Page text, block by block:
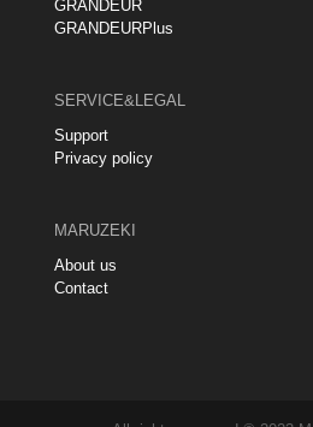
GRANDEUR
GRANDEURPlus
SERVICE&LEGAL
Support
Privacy policy
MARUZEKI
About us
Contact